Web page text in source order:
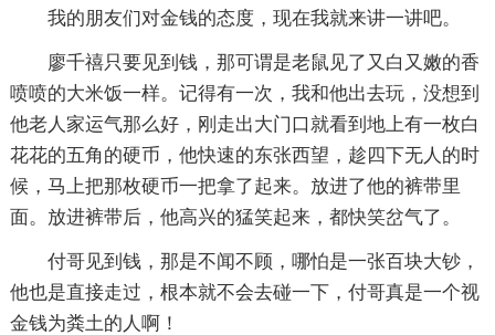
我的朋友们对金钱的态度，现在我就来讲一讲吧。
廖千禧只要见到钱，那可谓是老鼠见了又白又嫩的香
喷喷的大米饭一样。记得有一次，我和他出去玩，没想到
他老人家运气那么好，刚走出大门口就看到地上有一枚白
花花的五角的硬币，他快速的东张西望，趁四下无人的时
候，马上把那枚硬币一把拿了起来。放进了他的裤带里
面。放进裤带后，他高兴的猛笑起来，都快笑岔气了。
付哥见到钱，那是不闻不顾，哪怕是一张百块大钞，
他也是直接走过，根本就不会去碰一下，付哥真是一个视
金钱为粪土的人啊！